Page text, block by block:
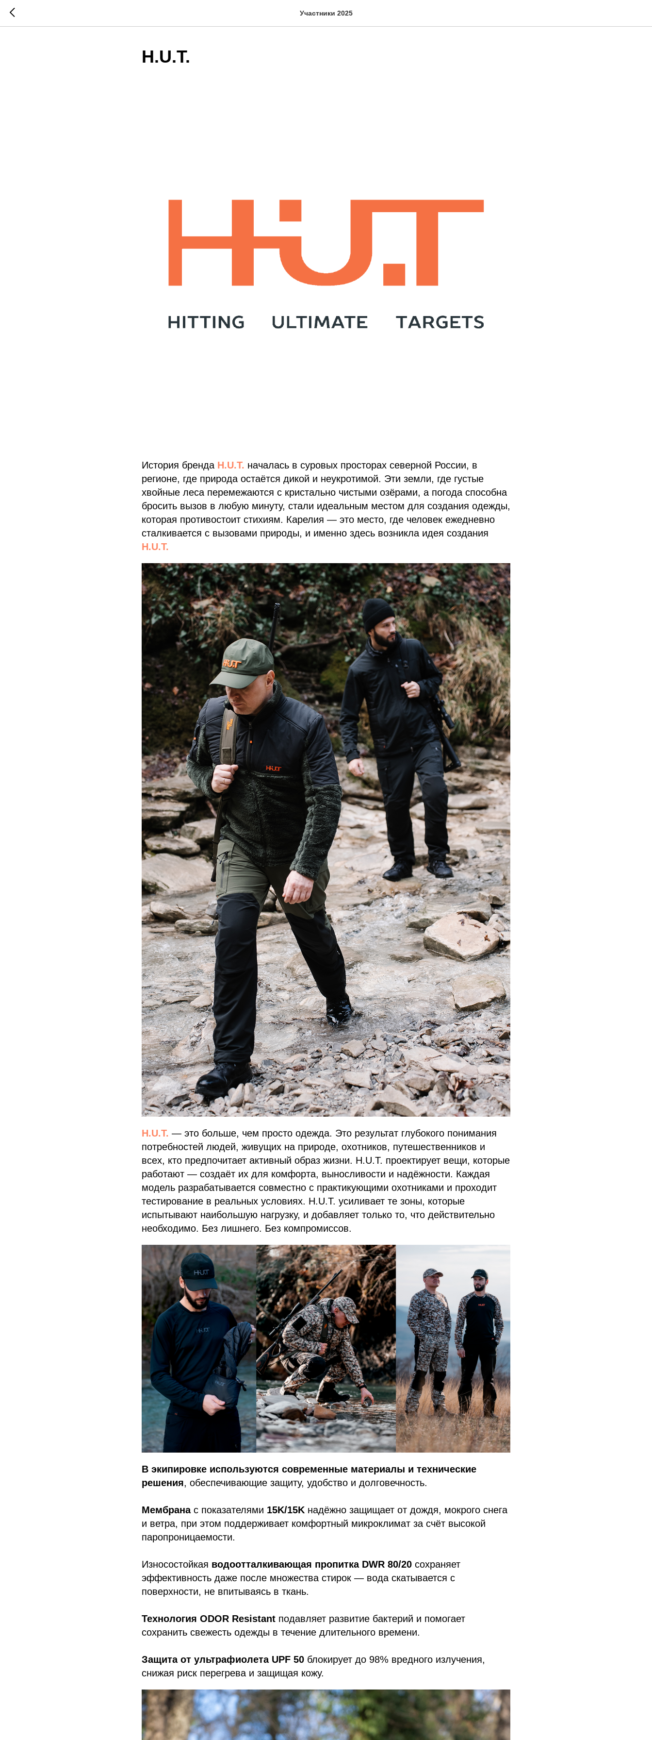
Участники 2025
H.U.T.
История бренда H.U.T. началась в суровых просторах северной России, в
регионе, где природа остаётся дикой и неукротимой. Эти земли, где густые
хвойные леса перемежаются с кристально чистыми озёрами, а погода способна
бросить вызов в любую минуту, стали идеальным местом для создания одежды,
которая противостоит стихиям. Карелия — это место, где человек ежедневно
сталкивается с вызовами природы, и именно здесь возникла идея создания
H.U.T.
H.U.T. — это больше, чем просто одежда. Это результат глубокого понимания
потребностей людей, живущих на природе, охотников, путешественников и
всех, кто предпочитает активный образ жизни. H.U.T. проектирует вещи, которые
работают — создаёт их для комфорта, выносливости и надёжности. Каждая
модель разрабатывается совместно с практикующими охотниками и проходит
тестирование в реальных условиях. H.U.T. усиливает те зоны, которые
испытывают наибольшую нагрузку, и добавляет только то, что действительно
необходимо. Без лишнего. Без компромиссов.
В экипировке используются современные материалы и технические
решения, обеспечивающие защиту, удобство и долговечность.
Мембранас показателями 15K/15K надёжно защищает от дождя, мокрого снега
и ветра, при этом поддерживает комфортный микроклимат за счёт высокой
паропроницаемости.
Износостойкая водоотталкивающая пропитка DWR 80/20 сохраняет
эффективность даже после множества стирок — вода скатывается с
поверхности, не впитываясь в ткань.
Технология ODOR Resistant подавляет развитие бактерий и помогает
сохранить свежесть одежды в течение длительного времени.
Защита от ультрафиолета UPF 50 блокирует до 98% вредного излучения,
снижая риск перегрева и защищая кожу.